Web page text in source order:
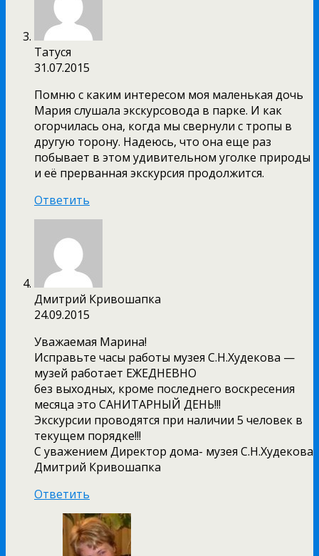
Татуся
31.07.2015
Помню с каким интересом моя маленькая дочь
Мария слушала экскурсовода в парке. И как
огорчилась она, когда мы свернули с тропы в
другую торону. Надеюсь, что она еще раз
побывает в этом удивительном уголке природы
и её прерванная экскурсия продолжится.
Ответить
Дмитрий Кривошапка
24.09.2015
Уважаемая Марина!
Исправьте часы работы музея С.Н.Худекова —
музей работает ЕЖЕДНЕВНО
без выходных, кроме последнего воскресения
месяца это САНИТАРНЫЙ ДЕНЬ!!!
Экскурсии проводятся при наличии 5 человек в
текущем порядке!!!
С уважением Директор дома- музея С.Н.Худекова
Дмитрий Кривошапка
Ответить